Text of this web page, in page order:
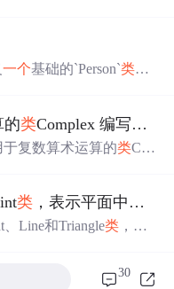
扩展
一个基础的`Person`类及
`Student`类还额外包含
，`Student`有是否在谈
的类Complex 编写一个
于复数算术运算的类Co
类 ，表示平面中的
Line和Triangle类 ，实
标创建几何对象并验证
30